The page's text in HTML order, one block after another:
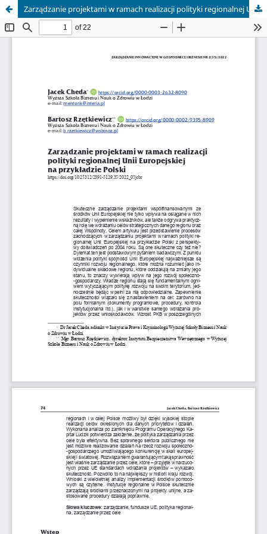
Zarządzanie projektami w ramach realizacji polityki regionalnej Unii Europejskiej na przykładzie Polski